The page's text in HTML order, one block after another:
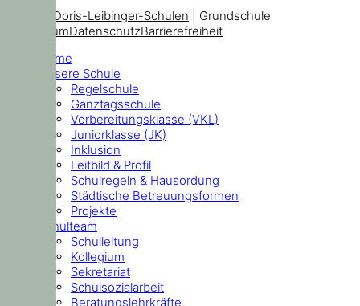
Doris-Leibinger-Schulen | Grundschule
ImpressumDatenschutzBarrierefreiheit
Home
Unsere Schule
Regelschule
Ganztagsschule
Vorbereitungsklasse (VKL)
Juniorklasse (JK)
Inklusion
Leitbild & Profil
Schulregeln & Hausordung
Städtische Betreuungsformen
Projekte
Schulteam
Schulleitung
Kollegium
Sekretariat
Schulsozialarbeit
Beratungslehrkräfte